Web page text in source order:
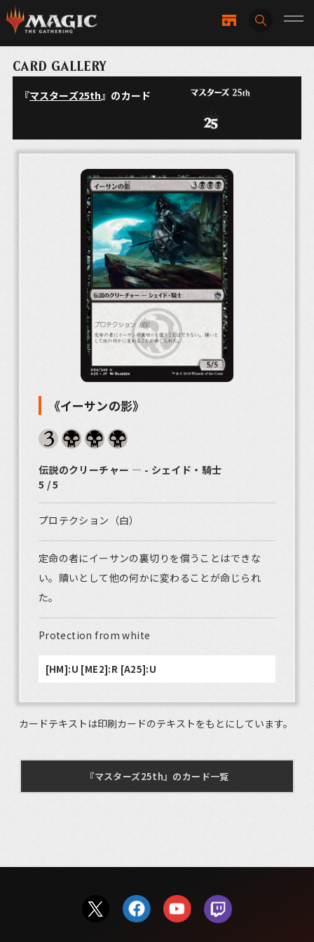
CARD GALLERY
『マスターズ25th』のカード
《イーサンの影》
伝説のクリーチャー ― - シェイド・騎士
5 / 5
プロテクション（白）
定命の者にイーサンの裏切りを償うことはできな
い。贖いとして他の何かに変わることが命じられ
た。
Protection from white
[HM]:U [ME2]:R [A25]:U
カードテキストは印刷カードのテキストをもとにしています。
『マスターズ25th』のカード一覧